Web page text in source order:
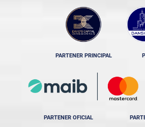
PARTENER PRINCIPAL
PARTENER OFICIAL